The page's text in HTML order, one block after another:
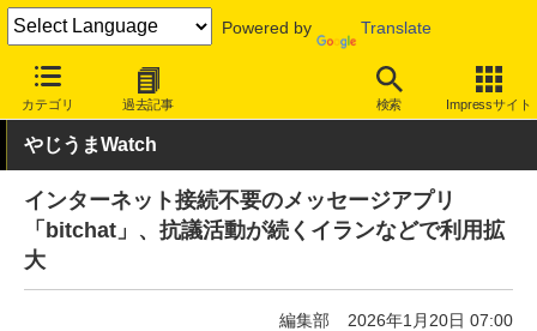
Powered by Translate
カテゴリ 過去記事 検索 Impressサイト
INTERNET Watch サービス/ソフト ソフトウェア スマートフ
やじうまWatch
インターネット接続不要のメッセージアプリ
「bitchat」、抗議活動が続くイランなどで利用拡
大
編集部 2026年1月20日 07:00